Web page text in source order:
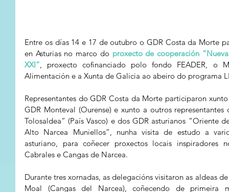
Entre os días 14 e 17 de outubro o GDR Costa da Morte
en Asturias no marco do proxecto de cooperación
XXI” , proxecto cofinanciado polo fondo FEADER, o
Alimentación e a Xunta de Galicia ao abeiro do programa
Representantes do GDR Costa da Morte participaron
GDR Monteval (Ourense) e xunto a outros
Tolosaldea” (País Vasco) e dos GDR asturianos “Oriente
Alto Narcea Muniellos”, nunha visita de estudo a
asturiano, para coñecer proxectos locais inspiradores
Cabrales e Cangas de Narcea.
Durante tres xornadas, as delegacións visitaron as aldeas
Moal (Cangas del Narcea), coñecendo de primeira